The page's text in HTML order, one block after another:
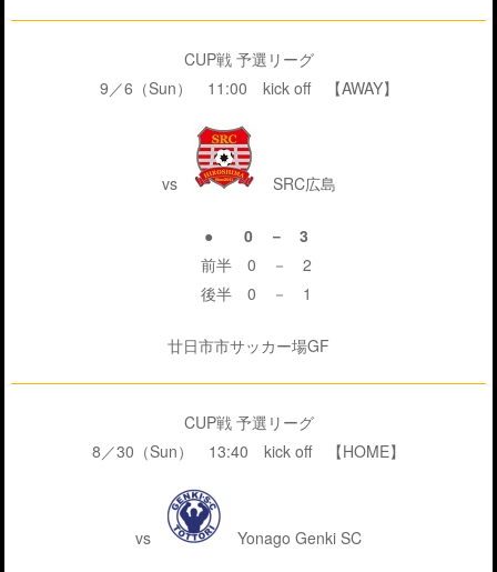
CUP戦 予選リーグ
9／6（Sun） 11:00 kick off 【AWAY】
vs SRC広島
● 0 － 3
前半 0 － 2
後半 0 － 1
廿日市市サッカー場GF
CUP戦 予選リーグ
8／30（Sun） 13:40 kick off 【HOME】
vs Yonago Genki SC